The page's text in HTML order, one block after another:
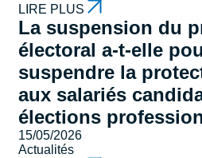
LIRE PLUS
La suspension du
électoral a-t-elle
suspendre la
aux salariés
élections
15/05/2026
Actualités